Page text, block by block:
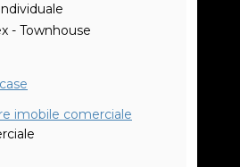
- Townhouse
imobile comerciale